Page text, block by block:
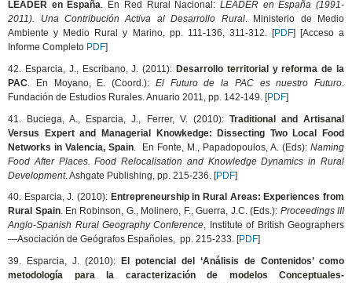
LEADER en España
. En Red Rural Nacional: LEADER en España (1991-
2011). Una Contribución Activa al Desarrollo Rural. Ministerio de Medio
Ambiente y Medio Rural y Marino, pp. 111-136, 311-312. [PDF] [Acceso a
Informe Completo PDF]
42. Esparcia, J., Escribano, J. (2011): Desarrollo territorial y reforma de la
PAC . En Moyano, E. (Coord.): El Futuro de la PAC es nuestro Futuro
Fundación de Estudios Rurales. Anuario 2011, pp. 142-149. [PDF]
41. Buciega, A., Esparcia, J., Ferrer, V. (2010): Traditional and Artisanal
Versus Expert and Managerial Knowkedge: Dissecting Two Local Food
Networks in Valencia, Spain . En Fonte, M., Papadopoulos, A. (Eds):Naming
Food After Places. Food Relocalisation and Knowledge Dynamics in Rural
Development. Ashgate Publishing, pp. 215-236. [PDF]
40. Esparcia, J. (2010): Entrepreneurship in Rural Areas: Experiences from
Rural Spain. En Robinson, G., Molinero, F., Guerra, J.C. (Eds.): Proceedings III
Anglo-Spanish Rural Geography Conference, Institute of British Geographers
—Asociación de Geógrafos Españoles, pp. 215-233. [PDF]
39. Esparcia, J. (2010):
El potencial del ‘Análisis de Contenidos’ como
metodología para la caracterización de modelos Conceptuales-